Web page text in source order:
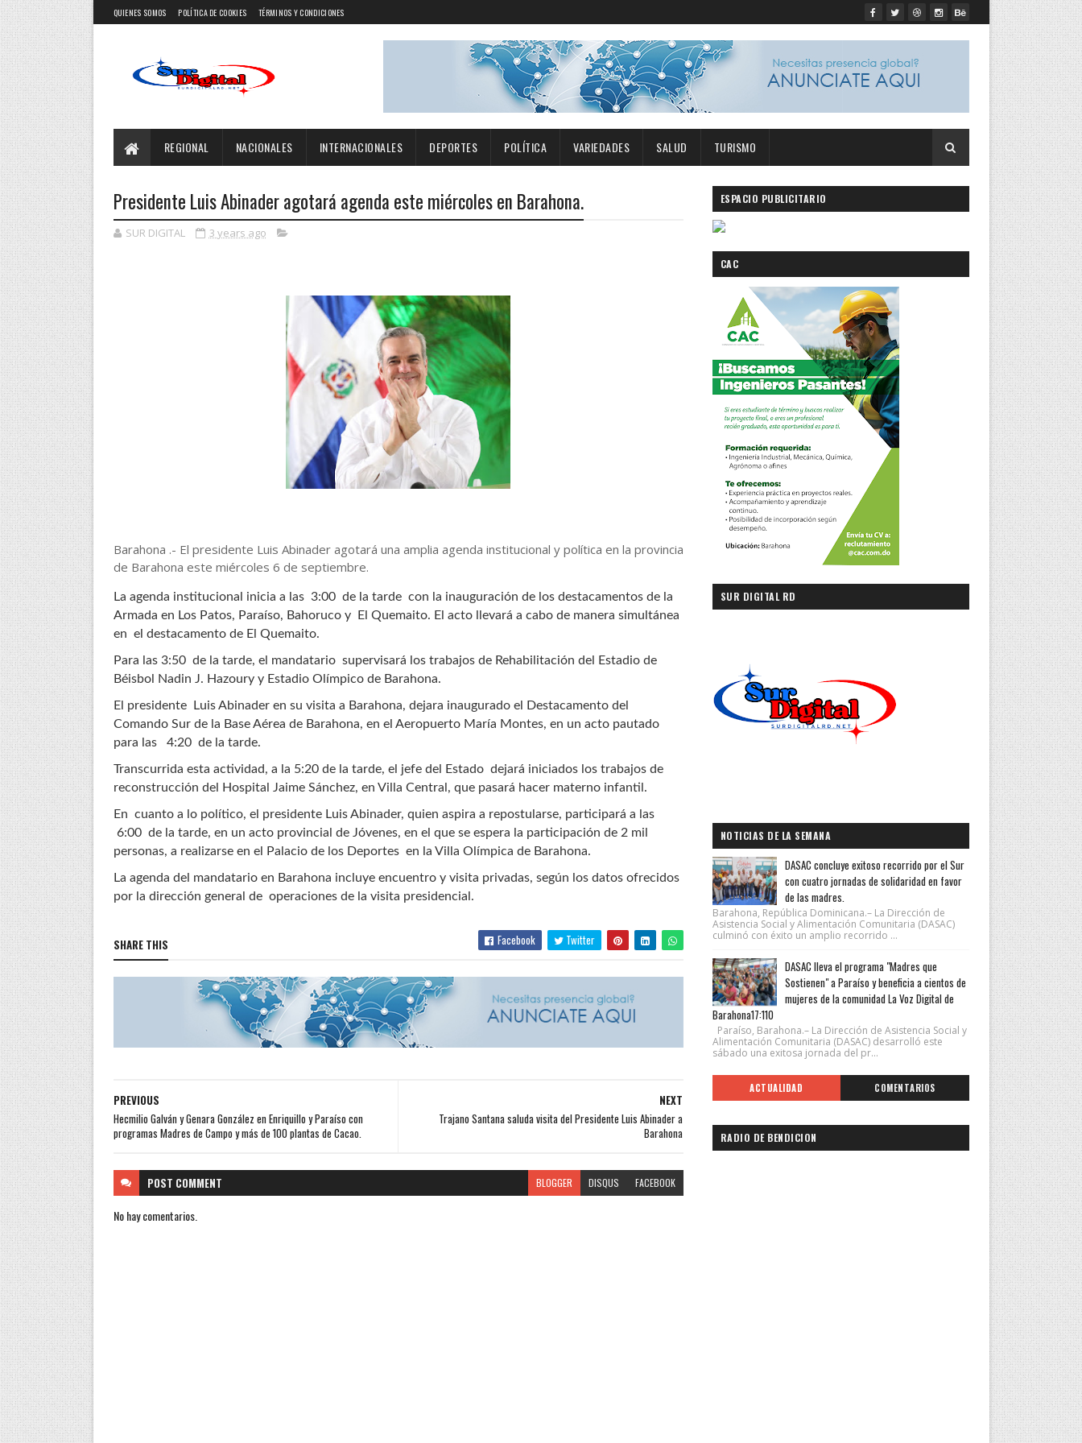
QUIENES SOMOS POLÍTICA DE COOKIES TÉRMINOS Y CONDICIONES
REGIONAL NACIONALES INTERNACIONALES DEPORTES POLÍTICA VARIEDADES SALUD TURISMO
Presidente Luis Abinader agotará agenda este miércoles en Barahona.
SUR DIGITAL 3 years ago
Barahona .- El presidente Luis Abinader agotará una amplia agenda institucional y política en la provincia
de Barahona este miércoles 6 de septiembre.
La agenda institucional inicia a las 3:00 de la tarde con la inauguración de los destacamentos de la
Armada en Los Patos, Paraíso, Bahoruco y El Quemaito. El acto llevará a cabo de manera simultánea
en el destacamento de El Quemaito.
Para las 3:50 de la tarde, el mandatario supervisará los trabajos de Rehabilitación del Estadio de
Béisbol Nadin J. Hazoury y Estadio Olímpico de Barahona.
El presidente Luis Abinader en su visita a Barahona, dejara inaugurado el Destacamento del
Comando Sur de la Base Aérea de Barahona, en el Aeropuerto María Montes, en un acto pautado
para las 4:20 de la tarde.
Transcurrida esta actividad, a la 5:20 de la tarde, el jefe del Estado dejará iniciados los trabajos de
reconstrucción del Hospital Jaime Sánchez, en Villa Central, que pasará hacer materno infantil.
En cuanto a lo político, el presidente Luis Abinader, quien aspira a repostularse, participará a las
6:00 de la tarde, en un acto provincial de Jóvenes, en el que se espera la participación de 2 mil
personas, a realizarse en el Palacio de los Deportes en la Villa Olímpica de Barahona.
La agenda del mandatario en Barahona incluye encuentro y visita privadas, según los datos ofrecidos
por la dirección general de operaciones de la visita presidencial.
SHARE THIS Facebook Twitter
NEXT
Trajano Santana saluda visita del Presidente Luis Abinader a
Barahona
PREVIOUS
Hecmilio Galván y Genara González en Enriquillo y Paraíso con
programas Madres de Campo y más de 100 plantas de Cacao.
POST COMMENT BLOGGER DISQUS FACEBOOK
No hay comentarios.
ESPACIO PUBLICITARIO
CAC
SUR DIGITAL RD
NOTICIAS DE LA SEMANA
DASAC concluye exitoso recorrido por el Sur
con cuatro jornadas de solidaridad en favor
de las madres.
Barahona, República Dominicana.– La Dirección de
Asistencia Social y Alimentación Comunitaria (DASAC)
culminó con éxito un amplio recorrido ...
DASAC lleva el programa "Madres que
Sostienen" a Paraíso y beneficia a cientos de
mujeres de la comunidad La Voz Digital de
Barahona17:110
Paraíso, Barahona.– La Dirección de Asistencia Social y
Alimentación Comunitaria (DASAC) desarrolló este
sábado una exitosa jornada del pr...
ACTUALIDAD COMENTARIOS
RADIO DE BENDICION